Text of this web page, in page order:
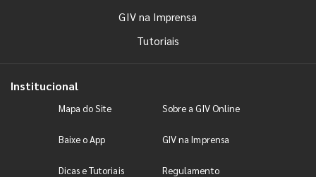
GIV na Imprensa
Tutoriais
Institucional
Mapa do Site Sobre a GIV Online
Baixe o App GIV na Imprensa
Dicas e Tutoriais Regulamento